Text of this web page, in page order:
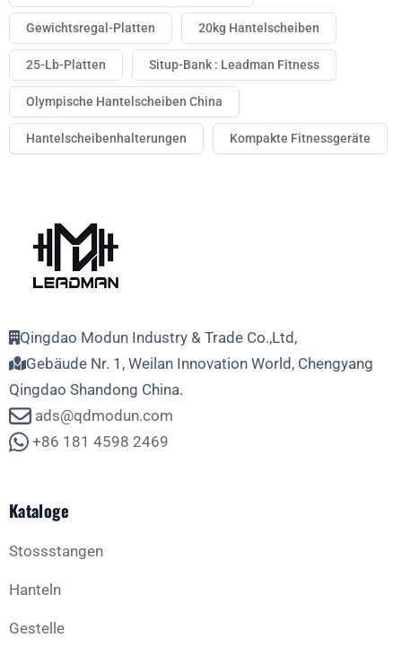
Gewichtsregal-Platten 20kg Hantelscheiben
25-Lb-Platten Situp-Bank : Leadman Fitness
Olympische Hantelscheiben China
Hantelscheibenhalterungen Kompakte Fitnessgeräte
Qingdao Modun Industry & Trade Co.,Ltd,
Gebäude Nr. 1, Weilan Innovation World, Chengyang
Qingdao Shandong China.
ads@qdmodun.com
+86 181 4598 2469
Kataloge
Stossstangen
Hanteln
Gestelle